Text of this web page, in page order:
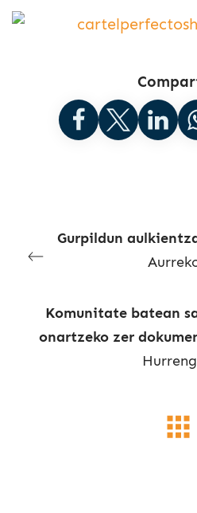
Gurpildun
Komunitate batean
onartzeko zer